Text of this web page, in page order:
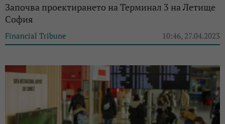
Започва проектирането на Терминал 3 на Летище
София
Financial Tribune 10:46, 27.04.2023